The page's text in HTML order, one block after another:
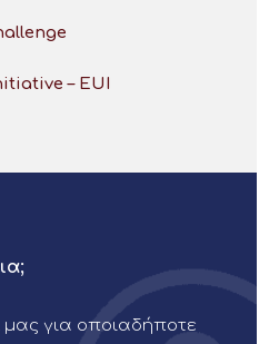
– EUI
μας για οποιαδήποτε